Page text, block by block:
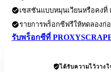
เซสชันแบบหมุนเวียนหรือคงที่
รายการพร็อกซีฟรีให้ทดลองก่
รับพร็อกซีที่
ได้รับความไว้วาง